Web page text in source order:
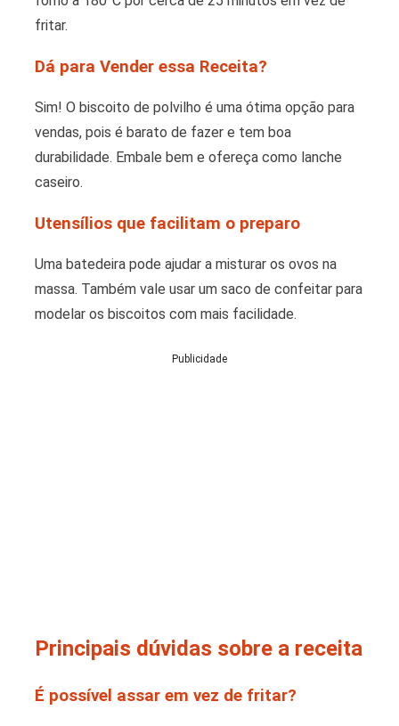
fritar.
Dá para Vender essa Receita?
Sim! O biscoito de polvilho é uma ótima opção para
vendas, pois é barato de fazer e tem boa
durabilidade. Embale bem e ofereça como lanche
caseiro.
Utensílios que facilitam o preparo
Uma batedeira pode ajudar a misturar os ovos na
massa. Também vale usar um saco de confeitar para
modelar os biscoitos com mais facilidade.
Publicidade
Principais dúvidas sobre a receita
É possível assar em vez de fritar?